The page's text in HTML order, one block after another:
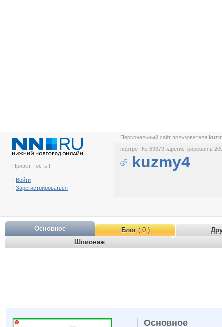
Привет, Гость !
- Войти
- Зарегистрироваться
Персональный сайт пользователя
портрет № 69379 зарегистрирован в
kuzmy4
Основное Блог( 0 )
Шпионаж
Основное